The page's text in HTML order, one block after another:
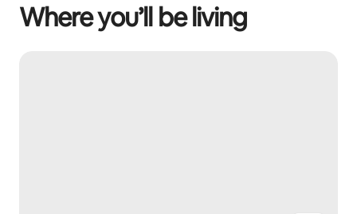
Where you’ll be living